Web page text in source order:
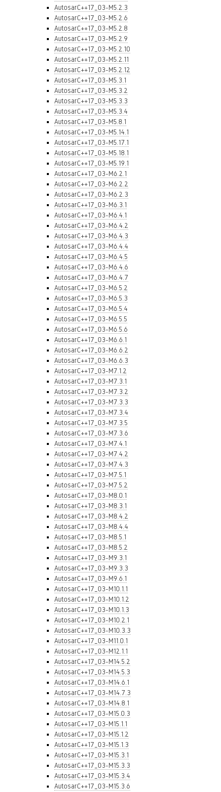
AutosarC++17_03-M5.2.3
AutosarC++17_03-M5.2.6
AutosarC++17_03-M5.2.8
AutosarC++17_03-M5.2.9
AutosarC++17_03-M5.2.10
AutosarC++17_03-M5.2.11
AutosarC++17_03-M5.2.12
AutosarC++17_03-M5.3.1
AutosarC++17_03-M5.3.2
AutosarC++17_03-M5.3.3
AutosarC++17_03-M5.3.4
AutosarC++17_03-M5.8.1
AutosarC++17_03-M5.14.1
AutosarC++17_03-M5.17.1
AutosarC++17_03-M5.18.1
AutosarC++17_03-M5.19.1
AutosarC++17_03-M6.2.1
AutosarC++17_03-M6.2.2
AutosarC++17_03-M6.2.3
AutosarC++17_03-M6.3.1
AutosarC++17_03-M6.4.1
AutosarC++17_03-M6.4.2
AutosarC++17_03-M6.4.3
AutosarC++17_03-M6.4.4
AutosarC++17_03-M6.4.5
AutosarC++17_03-M6.4.6
AutosarC++17_03-M6.4.7
AutosarC++17_03-M6.5.2
AutosarC++17_03-M6.5.3
AutosarC++17_03-M6.5.4
AutosarC++17_03-M6.5.5
AutosarC++17_03-M6.5.6
AutosarC++17_03-M6.6.1
AutosarC++17_03-M6.6.2
AutosarC++17_03-M6.6.3
AutosarC++17_03-M7.1.2
AutosarC++17_03-M7.3.1
AutosarC++17_03-M7.3.2
AutosarC++17_03-M7.3.3
AutosarC++17_03-M7.3.4
AutosarC++17_03-M7.3.5
AutosarC++17_03-M7.3.6
AutosarC++17_03-M7.4.1
AutosarC++17_03-M7.4.2
AutosarC++17_03-M7.4.3
AutosarC++17_03-M7.5.1
AutosarC++17_03-M7.5.2
AutosarC++17_03-M8.0.1
AutosarC++17_03-M8.3.1
AutosarC++17_03-M8.4.2
AutosarC++17_03-M8.4.4
AutosarC++17_03-M8.5.1
AutosarC++17_03-M8.5.2
AutosarC++17_03-M9.3.1
AutosarC++17_03-M9.3.3
AutosarC++17_03-M9.6.1
AutosarC++17_03-M10.1.1
AutosarC++17_03-M10.1.2
AutosarC++17_03-M10.1.3
AutosarC++17_03-M10.2.1
AutosarC++17_03-M10.3.3
AutosarC++17_03-M11.0.1
AutosarC++17_03-M12.1.1
AutosarC++17_03-M14.5.2
AutosarC++17_03-M14.5.3
AutosarC++17_03-M14.6.1
AutosarC++17_03-M14.7.3
AutosarC++17_03-M14.8.1
AutosarC++17_03-M15.0.3
AutosarC++17_03-M15.1.1
AutosarC++17_03-M15.1.2
AutosarC++17_03-M15.1.3
AutosarC++17_03-M15.3.1
AutosarC++17_03-M15.3.3
AutosarC++17_03-M15.3.4
AutosarC++17_03-M15.3.6